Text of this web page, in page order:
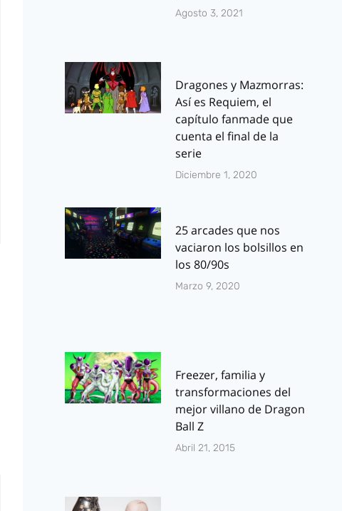
Agosto 3, 2021
Dragones y Mazmorras:
Así es Requiem, el
capítulo fanmade que
cuenta el final de la
serie
Diciembre 1, 2020
25 arcades que nos
vaciaron los bolsillos en
los 80/90s
Marzo 9, 2020
Freezer, familia y
transformaciones del
mejor villano de Dragon
Ball Z
Abril 21, 2015